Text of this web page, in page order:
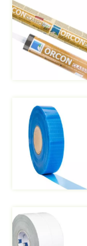
Afbeelding
Afbeelding